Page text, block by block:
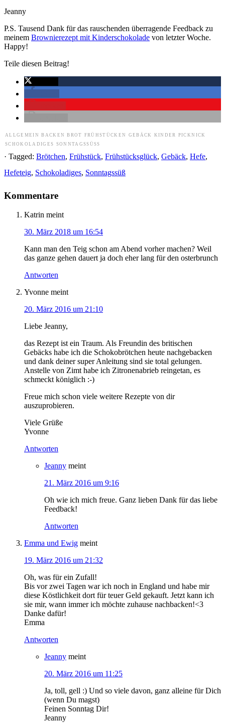
Jeanny
P.S. Tausend Dank für das rauschenden überragende Feedback zu
meinem Brownierezept mit Kinderschokolade von letzter Woche.
Happy!
Teile diesen Beitrag!
ALLGEMEIN BACKEN BROT FRÜHSTÜCKEN GEBÄCK KINDER
PICKNICK
SCHOKOLADIGES SONNTAGSSÜSS
· Tagged: Brötchen, Frühstück, Frühstücksglück, Gebäck, Hefe,
Hefeteig, Schokoladiges, Sonntagssüß
Kommentare
Katrin meint
30. März 2018 um 16:54
Kann man den Teig schon am Abend vorher machen? Weil
das ganze gehen dauert ja doch eher lang für den osterbrunch
Antworten
Yvonne meint
20. März 2016 um 21:10
Liebe Jeanny,
das Rezept ist ein Traum. Als Freundin des britischen
Gebäcks habe ich die Schokobrötchen heute nachgebacken
und dank deiner super Anleitung sind sie total gelungen.
Anstelle von Zimt habe ich Zitronenabrieb reingetan, es
schmeckt königlich :-)
Freue mich schon viele weitere Rezepte von dir
auszuprobieren.
Viele Grüße
Yvonne
Antworten
Jeanny meint
21. März 2016 um 9:16
Oh wie ich mich freue. Ganz lieben Dank für das liebe
Feedback!
Antworten
Emma und Ewig meint
19. März 2016 um 21:32
Oh, was für ein Zufall!
Bis vor zwei Tagen war ich noch in England und habe mir
diese Köstlichkeit dort für teuer Geld gekauft. Jetzt kann ich
sie mir, wann immer ich möchte zuhause nachbacken!<3
Danke dafür!
Emma
Antworten
Jeanny meint
20. März 2016 um 11:25
Ja, toll, gell :) Und so viele davon, ganz alleine für Dich
(wenn Du magst)
Feinen Sonntag Dir!
Jeanny